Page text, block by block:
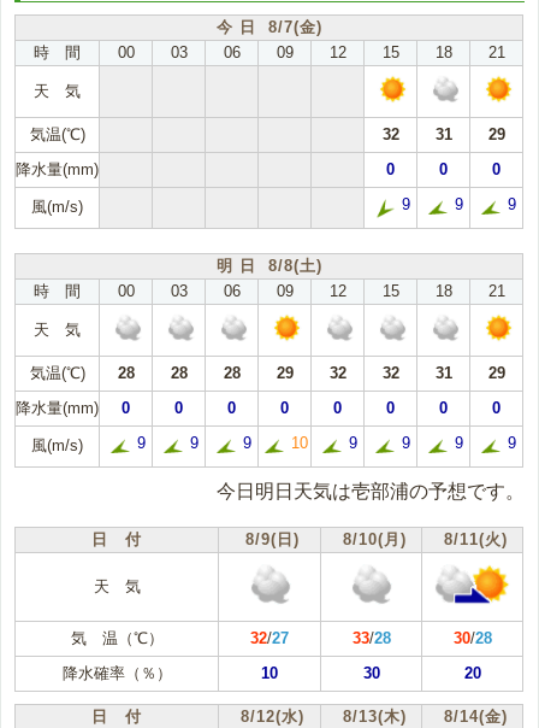
今 日 8/7(金)
時 間
00 03 06 09 12 15 18 21
天 気
気温(℃) 32 31
29
降水量(mm)
0 0 0
風(m/s) 9 9 9
明 日 8/8(土)
時 間
00 03 06 09 12 15 18 21
天 気
気温(℃) 28 28 28 29 32 32 31
29
降水量(mm)
0 0 0 0 0 0 0 0
風(m/s) 9 9 9 10 9 9 9 9
今日明日天気は壱部浦の予想です。
日 付 8/9(日) 8/10(月) 8/11(火)
天 気
気 温（℃） 32/27 33/28 30/28
降水確率（％）
10 30 20
日 付 8/12(水) 8/13(木) 8/14(金)